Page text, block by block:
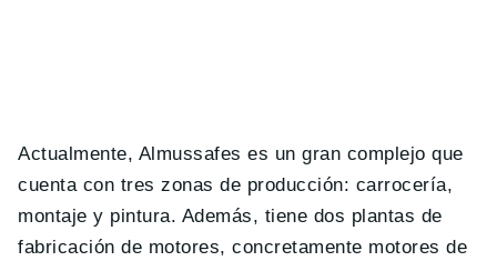
Actualmente, Almussafes es un gran complejo que
cuenta con tres zonas de producción: carrocería,
montaje y pintura. Además, tiene dos plantas de
fabricación de motores, concretamente motores de